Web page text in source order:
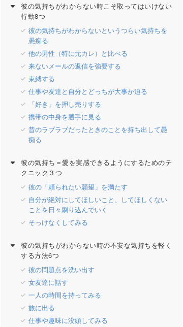
彼の気持ちがわからない時こそ取ってはいけない
行動8つ
彼の気持ちがわからないというつらい気持ちを
愚痴る
他の男性（特に元カレ）と比べる
来ないメールの返信を強要する
束縛する
仕事や友達と自分とどっちが大事か迫る
「好き」を押し売りする
携帯の中身を勝手に見る
昔のラブラブだったときのことを持ち出して愚
痴る
彼の気持ち＝愛を実感できるようにするためのテ
クニック３つ
彼の「頼られたい願望」を満たす
自分が絶対にしてほしいこと、してほしくない
ことを日々刷り込んでいく
そっけなくしてみる
彼の気持ちがわからない時の不安な気持ちを軽く
する方法6つ
彼の問題点を洗い出す
女友達に話す
一人の時間を持ってみる
旅に出る
仕事や趣味に没頭してみる